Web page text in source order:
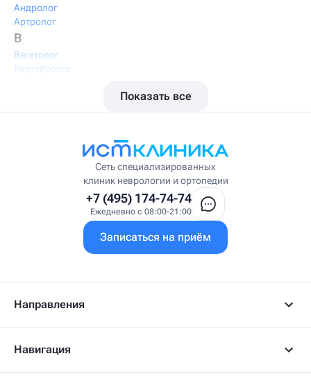
Андролог
Артролог
В
Вегетолог
Вертебролог
Висцеральный массажист
Врач интегративной медицины
Врач первичного приёма
Гастроэнтеролог-гепатолог
Гериатр
Гинеколог
Гирудолог
Показать все
Сеть специализированных
клиник неврологии и ортопедии
+7 (495) 174-74-74
Ежедневно с 08:00-21:00
Записаться на приём
Направления
Навигация